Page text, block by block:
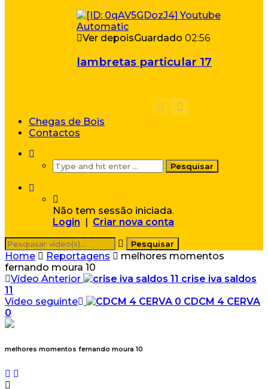
Ver depoisGuardado 02:56
lambretas particular 17
Chegas de Bois
Contactos
Não tem sessão iniciada.
Login
Criar nova conta
Home Reportagens
melhores momentos
fernando moura 10
Vídeo Anterior
crise iva saldos
11
Vídeo seguinte
CDCM 4 CERVA
0
melhores momentos fernando moura 10